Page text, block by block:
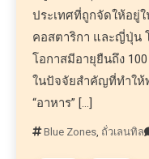
ประเทศที่ถูกจัดให้อยู่
คอสตาริกา และญี่ปุ่น
โอกาสมีอายุยืนถึง
ในปัจจัยสำคัญที่ทำให้
“อาหาร” […]
Blue Zones ถั่วเลนทิล